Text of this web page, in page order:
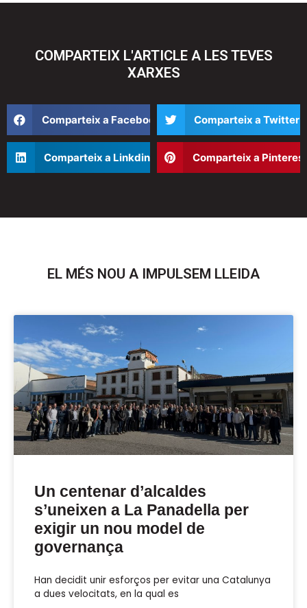
COMPARTEIX L'ARTICLE A LES TEVES
XARXES
en
Comparteix a Facebook
en
Comparteix a Twitter
en
Comparteix a Linkdin
en
Comparteix a Pinterest
EL MÉS NOU A IMPULSEM LLEIDA
Un centenar d’alcaldes
s’uneixen a La Panadella per
exigir un nou model de
governança
Han decidit unir esforços per evitar una Catalunya
a dues velocitats, en la qual es